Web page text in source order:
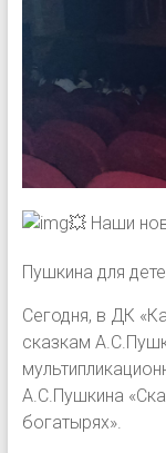
💥 Наши
Пушкина для
Сегодня, в ДК
сказкам
А.С.Пушкина
богатырях».